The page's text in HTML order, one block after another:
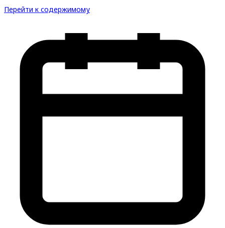
Перейти к содержимому